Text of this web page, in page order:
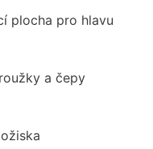
plocha pro hlavu
a čepy